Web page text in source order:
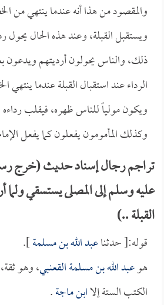
والمقصود من هذا أنه عندما ينتهي من
ويستقبل القبلة، وعند هذه الحال يحول
ذلك، والناس يحولون أرديتهم
الرداء عند استقبال القبلة عندما ينتهي
ويكون مولياً للناس ظهره، فيقلب
وكذلك المأمومون يفعلون كما يفعل
تراجم رجال إسناد حديث (خرج
عليه وسلم إلى المصلى يستسقي ولما
القبلة ..)
قوله:[ حدثناعبد الله بن مسلمة].
هوعبد الله بن مسلمة القعنبي، وهو
الكتب الستة إلاابن ماجة.